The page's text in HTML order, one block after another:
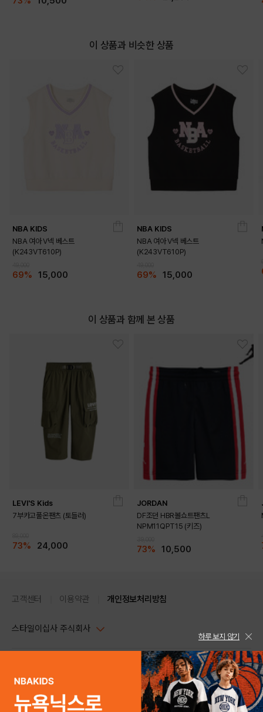
이 상품과 비슷한 상품
NBA KIDS
NBA 여아 V넥 베스트
(K243VT610P)
69% 15,000
NBA KIDS
NBA 여아 V넥 베스트
(K243VT610P)
69% 15,000
이 상품과 함께 본 상품
LEVI'S Kids
7부카고풀온팬츠 (토들러)
73% 24,000
JORDAN
DF조던 HBR볼쇼트팬츠L
NPM11QPT15 (키즈)
73% 10,500
고객센터 이용약관 개인정보처리방침
스타일이십사 주식회사
주소 : 서울시 강남구 논현로 633, 6층 (논현동, 한세엠케이빌딩)
사업자등록번호 : 116-81-32499
통신판매업신고번호 : 제 2024-서울강남-04239
스타일24 고객센터 1544-5336
평일 09:00~ 18:00 (토/일/공휴일 휴무)
help Email : help@style24.com
하루 보지 않기